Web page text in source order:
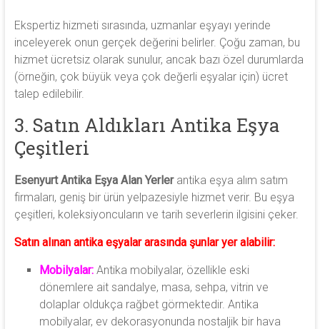
Ekspertiz hizmeti sırasında, uzmanlar eşyayı yerinde
inceleyerek onun gerçek değerini belirler. Çoğu zaman, bu
hizmet ücretsiz olarak sunulur, ancak bazı özel durumlarda
(örneğin, çok büyük veya çok değerli eşyalar için) ücret
talep edilebilir.
3. Satın Aldıkları Antika Eşya
Çeşitleri
Esenyurt Antika Eşya Alan Yerlerantika eşya alım satım
firmaları, geniş bir ürün yelpazesiyle hizmet verir. Bu eşya
çeşitleri, koleksiyoncuların ve tarih severlerin ilgisini çeker.
Satın alınan antika eşyalar arasında şunlar yer alabilir:
Mobilyalar:Antika mobilyalar, özellikle eski
dönemlere ait sandalye, masa, sehpa, vitrin ve
dolaplar oldukça rağbet görmektedir. Antika
mobilyalar, ev dekorasyonunda nostaljik bir hava